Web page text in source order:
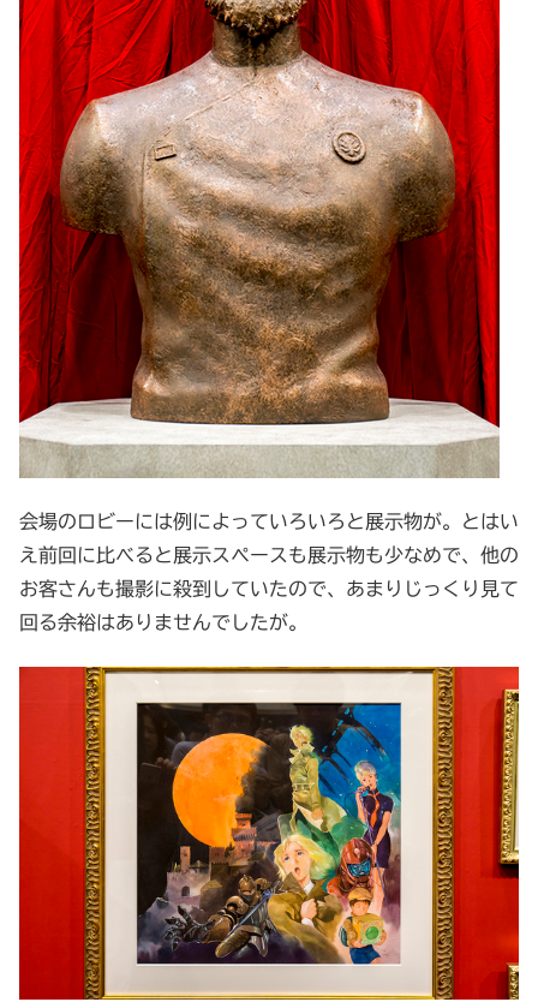
会場のロビーには例によっていろいろと展示物が。とはい
え前回に比べると展示スペースも展示物も少なめで、他の
お客さんも撮影に殺到していたので、あまりじっくり見て
回る余裕はありませんでしたが。